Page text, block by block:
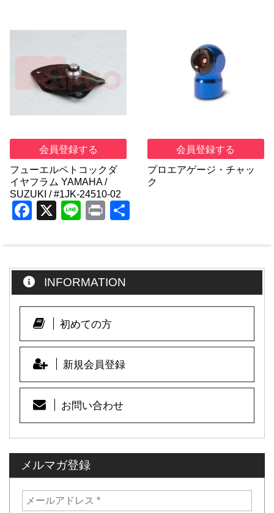
会員登録する
フューエルペトコックダ
イヤフラム YAMAHA /
SUZUKI / #1JK-24510-02
会員登録する
プロエアゲージ・チャッ
ク
F
e
b
o
o
k
X
Li
Pr
INFORMATION
初めての方
新規会員登録
お問い合わせ
メルマガ登録